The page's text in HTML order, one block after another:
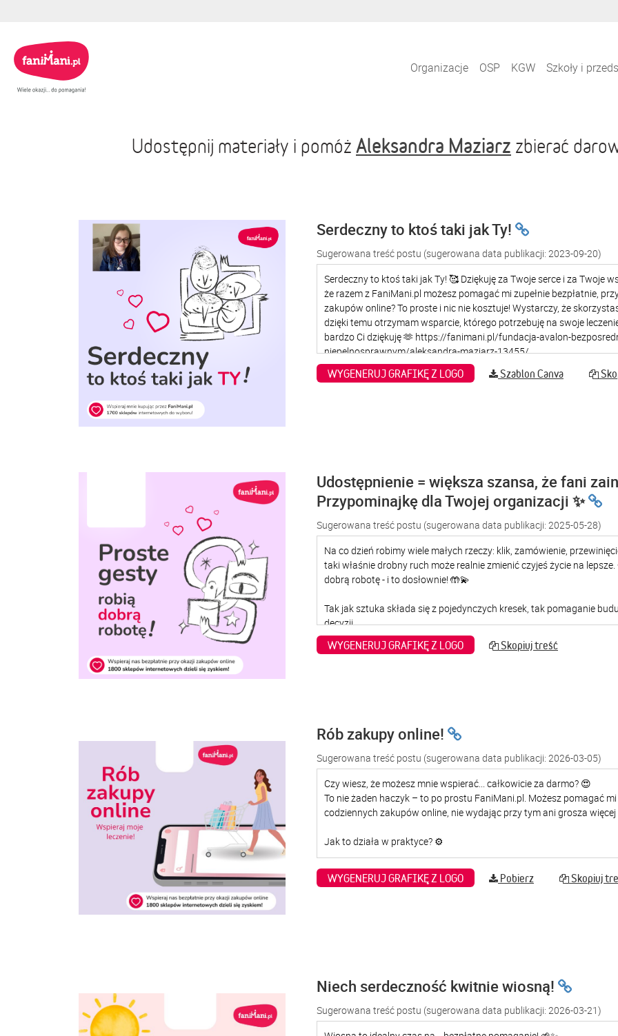
Organizacje OSP KGW Szkoły i
Udostępnij materiały i pomóż Aleksandra Maziarz zbierać
Serdeczny to ktoś taki jak Ty!
Sugerowana treść postu (sugerowana data publikacji: 2023-09-20)
WYGENERUJ GRAFIKĘ Z LOGO Szablon Canva
Udostępnienie = większa szansa, że fani
Przypominajkę dla Twojej organizacji ✨
Sugerowana treść postu (sugerowana data publikacji: 2025-05-28)
WYGENERUJ GRAFIKĘ Z LOGO Skopiuj treść
Rób zakupy online!
Sugerowana treść postu (sugerowana data publikacji: 2026-03-05)
WYGENERUJ GRAFIKĘ Z LOGO Pobierz Skopiuj
Niech serdeczność kwitnie wiosną!
Sugerowana treść postu (sugerowana data publikacji: 2026-03-21)